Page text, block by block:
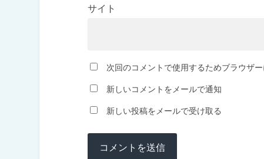
サイト
次回のコメントで使用するためブラウザ
新しいコメントをメールで通知
新しい投稿をメールで受け取る